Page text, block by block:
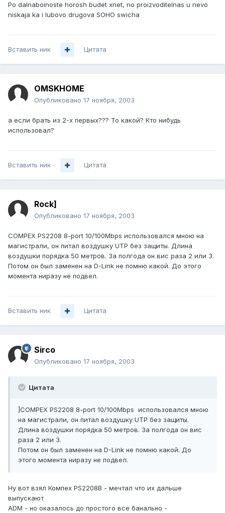
Po dalnaboinoste horosh budet xnet, no proizvoditelnas u nevo
niskaja ka i lubovo drugova SOHO swicha
Вставить ник Цитата
OMSKHOME
Опубликовано 17 ноября, 2003
а если брать из 2-х первых??? То какой? Кто нибудь
использовал?
Вставить ник Цитата
Rock]
Опубликовано 17 ноября, 2003
COMPEX PS2208 8-port 10/100Mbps использовался мною на
магистрали, он питал воздушку UTP без защиты. Длина
воздушки порядка 50 метров. За полгода он вис раза 2 или 3.
Потом он был заменен на D-Link не помню какой. До этого
момента ниразу не подвел.
Вставить ник Цитата
Sirco
Опубликовано 17 ноября, 2003
Цитата
]COMPEX PS2208 8-port 10/100Mbps использовался мною
на магистрали, он питал воздушку UTP без защиты.
Длина воздушки порядка 50 метров. За полгода он вис
раза 2 или 3.
Потом он был заменен на D-Link не помню какой. До
этого момента ниразу не подвел.
Ну вот взял Компех PS2208B - мечтал что их дальше
выпускают
ADM - но оказалось до простого все банально -